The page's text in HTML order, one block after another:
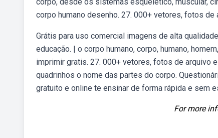
corpo humano desenho. 27. 000+ vetores, fotos de
Grátis para uso comercial imagens de alta
educação. | o corpo humano, corpo, humano,
imprimir gratis. 27. 000+ vetores, fotos de arquivo
quadrinhos o nome das partes do corpo.
gratuito e online te ensinar de forma rápida e sem
For more